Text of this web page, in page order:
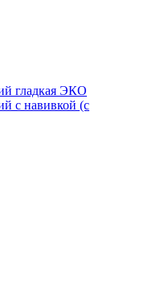
гладкая ЭКО
с навивкой (с